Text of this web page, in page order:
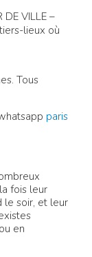
DE VILLE –
lieux où
Tous
paris
fois leur
le soir, et leur
en